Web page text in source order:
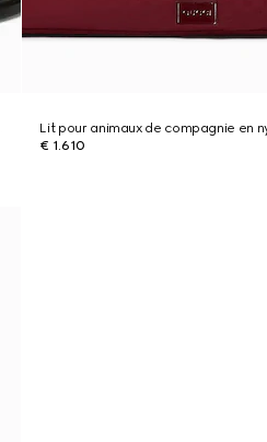
Lit pour animaux de compagnie en
€ 1.610